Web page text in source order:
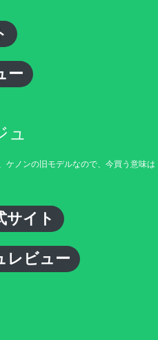
ー
ュ
ケノンの旧モデルなので、今買う意味は
サイト
レビュー